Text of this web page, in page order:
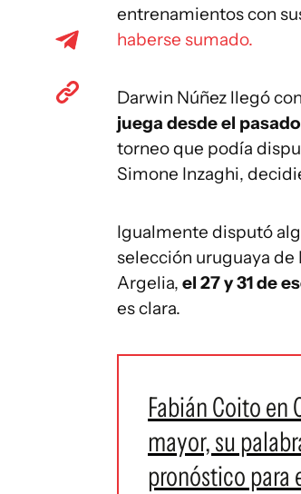
entrenamientos con
haberse sumado.
Darwin Núñez llegó
juega desde el
torneo que podía
Simone Inzaghi,
Igualmente disputó
selección uruguaya de
Argelia, el 27 y 31 de
es clara.
Fabián Coito en
mayor, su
pronóstico para